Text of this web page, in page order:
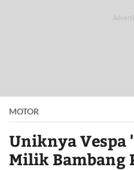
MOTOR
Uniknya Vespa
Milik Bambang